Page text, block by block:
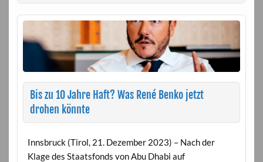
Bis zu 10 Jahre Haft? Was René Benko jetzt
drohen könnte
Innsbruck (Tirol, 21. Dezember 2023) – Nach der
Klage des Staatsfonds von Abu Dhabi auf